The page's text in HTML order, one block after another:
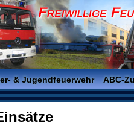
Kreisstadt Saarlouis -
& Jugendfeuerwehr ABC-